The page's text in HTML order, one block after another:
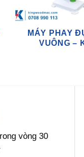
MÁY PHAY
VUÔNG –
vòng 30